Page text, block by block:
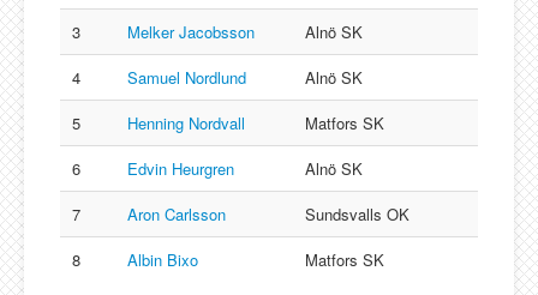
3 Melker Jacobsson
Alnö SK
4
Samuel Nordlund
Alnö SK
5
Henning Nordvall
Matfors SK
6
Edvin Heurgren
Alnö SK
7
Aron Carlsson
Sundsvalls OK
8
Albin Bixo Matfors SK